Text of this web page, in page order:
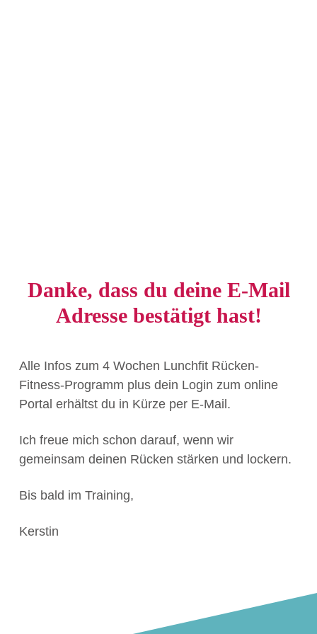
Danke, dass du deine E-Mail
Adresse bestätigt hast!
Alle Infos zum 4 Wochen Lunchfit Rücken-
Fitness-Programm plus dein Login zum online
Portal erhältst du in Kürze per E-Mail.
Ich freue mich schon darauf, wenn wir
gemeinsam deinen Rücken stärken und lockern.
Bis bald im Training,
Kerstin